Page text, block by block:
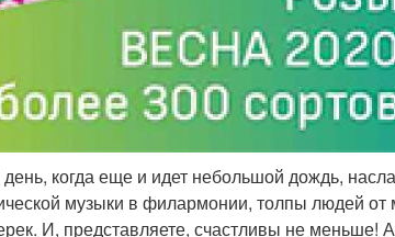
когда еще и идет небольшой дождь,
музыки в филармонии, толпы людей от
И, представляете, счастливы не меньше!